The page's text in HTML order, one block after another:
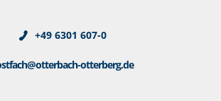
+49 6301 607-0
otterberg.de